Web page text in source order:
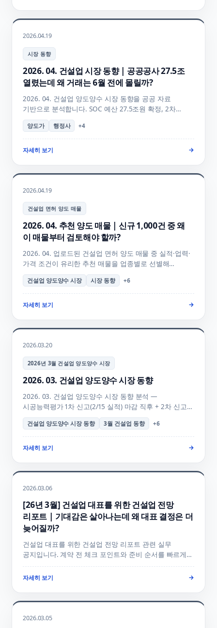
2026.04.19
시장 동향
2026. 04. 건설업 시장 동향 | 공공공사 27.5조
열렸는데 왜 거래는 6월 전에 몰릴까?
2026. 04. 건설업 양도양수 시장 동향을 공공 자료
기반으로 분석합니다. SOC 예산 27.5조원 확정, 2차
재무제표 신고 마감, 시공능력평가 7월 공시 앞두고 실적
매물 수요 집중 흐름 + 양수 결정 시기 + 추천 매물까지
정리했습니다.
양도가 행정사 +4
자세히 보기 →
2026.04.19
건설업 면허 양도 매물
2026. 04. 추천 양도 매물 | 신규 1,000건 중 왜
이 매물부터 검토해야 할까?
2026. 04. 업로드된 건설업 면허 양도 매물 중 실적·업력·
가격 조건이 유리한 추천 매물을 업종별로 선별해
안내합니다. 종합건설·전문건설·특화 면허 전체 + 양수
의향 등록 + 행정사 무료 사전 상담 안내. 매물 비교
검토에 활용하실 수 있습니다.
건설업 양도양수 시장 시장 동향 +6
자세히 보기 →
2026.03.20
2026년 3월 건설업 양도양수 시장
2026. 03. 건설업 양도양수 시장 동향
2026. 03. 건설업 양도양수 시장 동향 분석 —
시공능력평가 1차 신고(2/15 실적) 마감 직후 + 2차 신고
(4/15 재무제표) 임박 시즌, 업종별 매물 흐름·양도가
협상력·3월 양수 골든타임 4주 전략·7/31 공시 전후 거래
비교 + FAQ까지 정리했습니다.
건설업 양도양수 시장 동향 3월 건설업 동향 +6
자세히 보기 →
2026.03.06
[26년 3월] 건설업 대표를 위한 건설업 전망
리포트 | 기대감은 살아나는데 왜 대표 결정은 더
늦어질까?
건설업 대표를 위한 건설업 전망 리포트 관련 실무
공지입니다. 계약 전 체크 포인트와 준비 순서를 빠르게
확인할 수 있게 정리했습니다.
자세히 보기 →
2026.03.05